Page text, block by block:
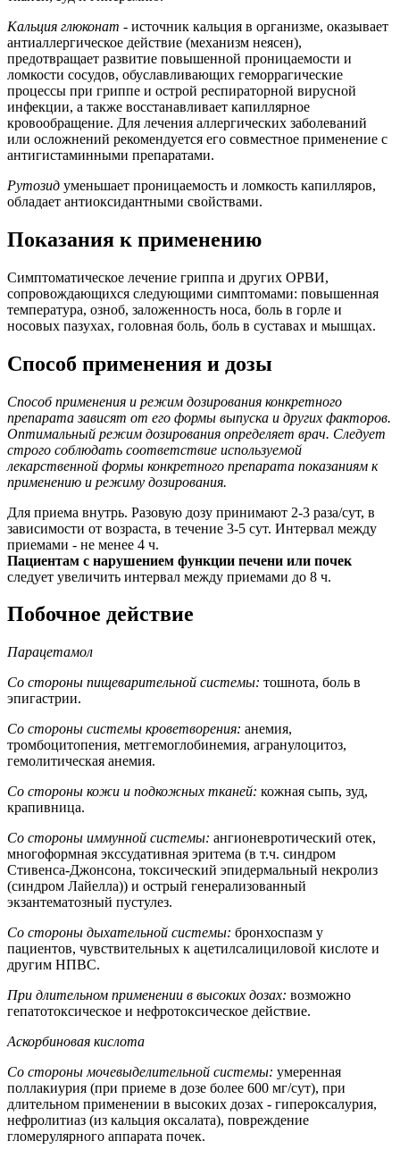
Кальция глюконат - источник кальция в организме, оказывает
антиаллергическое действие (механизм неясен),
предотвращает развитие повышенной проницаемости и
ломкости сосудов, обуславливающих геморрагические
процессы при гриппе и острой респираторной вирусной
инфекции, а также восстанавливает капиллярное
кровообращение. Для лечения аллергических заболеваний
или осложнений рекомендуется его совместное применение с
антигистаминными препаратами.
Рутозид уменьшает проницаемость и ломкость капилляров,
обладает антиоксидантными свойствами.
Показания к применению
Симптоматическое лечение гриппа и других ОРВИ,
сопровождающихся следующими симптомами: повышенная
температура, озноб, заложенность носа, боль в горле и
носовых пазухах, головная боль, боль в суставах и мышцах.
Способ применения и дозы
Способ применения и режим дозирования конкретного
препарата зависят от его формы выпуска и других факторов.
Оптимальный режим дозирования определяет врач. Следует
строго соблюдать соответствие используемой
лекарственной формы конкретного препарата показаниям к
применению и режиму дозирования.
Для приема внутрь. Разовую дозу принимают 2-3 раза/сут, в
зависимости от возраста, в течение 3-5 сут. Интервал между
приемами - не менее 4 ч.
Пациентам с нарушением функции печени или почек
следует увеличить интервал между приемами до 8 ч.
Побочное действие
Парацетамол
Со стороны пищеварительной системы: тошнота, боль в
эпигастрии.
Со стороны системы кроветворения: анемия,
тромбоцитопения, метгемоглобинемия, агранулоцитоз,
гемолитическая анемия.
Со стороны кожи и подкожных тканей: кожная сыпь, зуд,
крапивница.
Со стороны иммунной системы: ангионевротический отек,
многоформная экссудативная эритема (в т.ч. синдром
Стивенса-Джонсона, токсический эпидермальный некролиз
(синдром Лайелла)) и острый генерализованный
экзантематозный пустулез.
Со стороны дыхательной системы: бронхоспазм у
пациентов, чувствительных к ацетилсалициловой кислоте и
другим НПВС.
При длительном применении в высоких дозах: возможно
гепатотоксическое и нефротоксическое действие.
Аскорбиновая кислота
Со стороны мочевыделительной системы: умеренная
поллакиурия (при приеме в дозе более 600 мг/сут), при
длительном применении в высоких дозах - гипероксалурия,
нефролитиаз (из кальция оксалата), повреждение
гломерулярного аппарата почек.